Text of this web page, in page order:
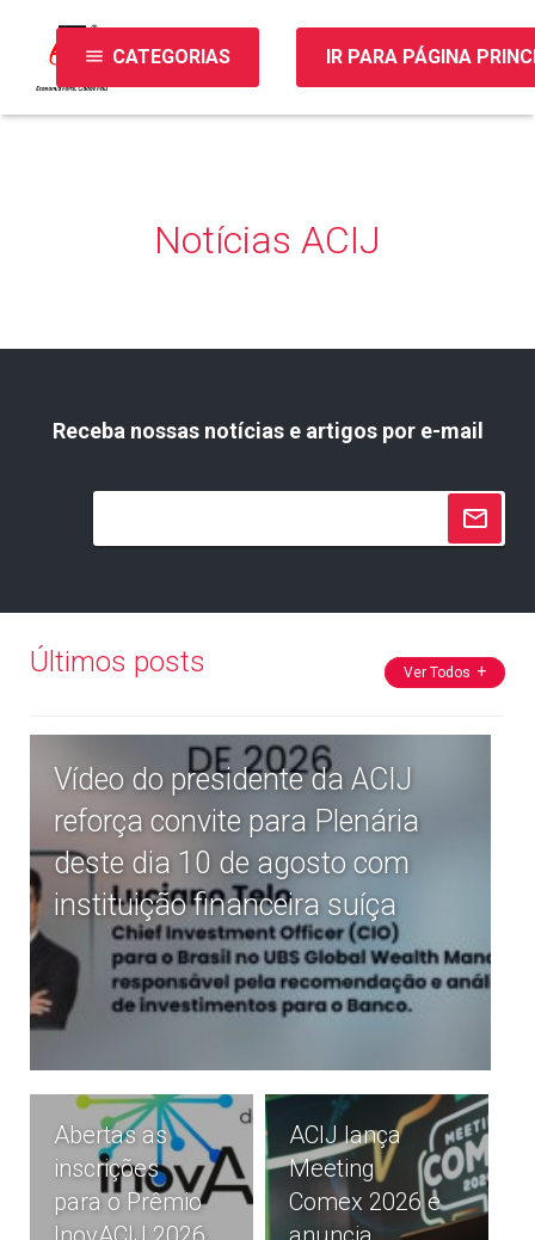
menu CATEGORIAS IR PARA PÁGINA
Notícias ACIJ
Receba nossas notícias e artigos por e-mail
Últimos posts Ver Todos
Vídeo do presidente da ACIJ
reforça convite para Plenária
deste dia 10 de agosto com
instituição financeira suíça
Abertas as
inscrições
para o Prêmio
ACIJ lança
Meeting
Comex 2026 e